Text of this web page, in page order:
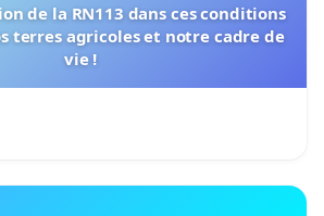
de la RN113 dans ces conditions
terres agricoles et notre cadre de
vie !